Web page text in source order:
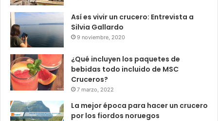
Así es vivir un crucero: Entrevista a
Silvia Gallardo
9 noviembre, 2020
¿Qué incluyen los paquetes de
bebidas todo incluido de MSC
Cruceros?
7 marzo, 2022
La mejor época para hacer un crucero
por los fiordos noruegos